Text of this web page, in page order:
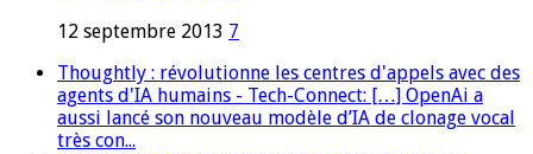
12 septembre 2013 7
Thoughtly : révolutionne les centres d'appels avec des
agents d'IA humains - Tech-Connect: […] OpenAi a
aussi lancé son nouveau modèle d’IA de clonage vocal
très con...